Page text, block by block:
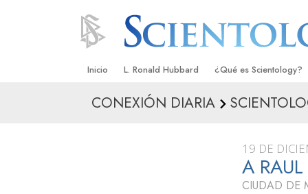
Inicio L. Ronald Hubbard ¿Qué es Scientology?
Creencias y Prácticas
Qué dicen los
Scientology
CONEXIÓN DIARIA
19 DE
A
CIUDAD DE